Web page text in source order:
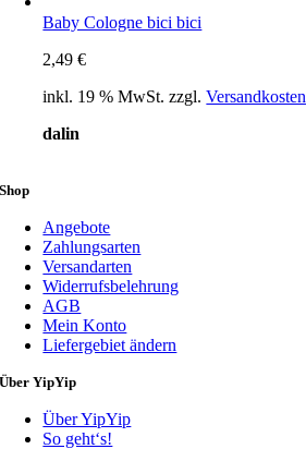
Baby Cologne bici bici
2,49€
inkl. 19 % MwSt. zzgl.Versandkosten
dalin
Shop
Angebote
Zahlungsarten
Versandarten
Widerrufsbelehrung
AGB
Mein Konto
Liefergebiet ändern
Über YipYip
Über YipYip
So geht‘s!